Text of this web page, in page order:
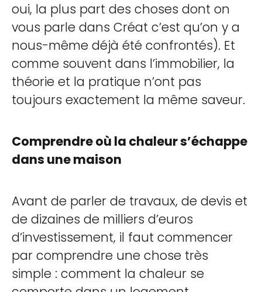
oui, la plus part des choses dont on
vous parle dans Créat c’est qu’on y a
nous-même déjà été confrontés). Et
comme souvent dans l’immobilier, la
théorie et la pratique n’ont pas
toujours exactement la même saveur.
Comprendre où la chaleur s’échappe
dans une maison
Avant de parler de travaux, de devis et
de dizaines de milliers d’euros
d’investissement, il faut commencer
par comprendre une chose très
simple : comment la chaleur se